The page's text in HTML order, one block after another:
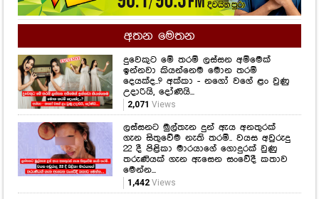
අතන මෙතන
දුවෙකුට මේ තරම් ලස්සන අම්මෙක්
ඉන්නවා කියන්නෙම මොන තරම්
දෙයක්ද..? අක්කා - නගෝ වගේ ළං වුණු
උදාරියි, දෝණියි...
2,071 Views
ලස්සනට මුල්තැන දුන් ඇය අනතුරක්
ගැන සිතුවේම නැති තරම්.. වයස අවුරුදු
22 දී පිළිකා මාරයාගේ ගොදුරක් වුණු
තරුණියක් ගැන ඇසෙන සංවේදී කතාව
මෙන්න...
1,442Views